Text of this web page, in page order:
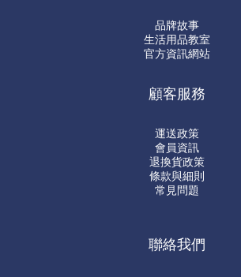
品牌故事
生活用品教室
官方資訊網站
顧客服務
運送政策
會員資訊
退換貨政策
條款與細則
常見問題
聯絡我們